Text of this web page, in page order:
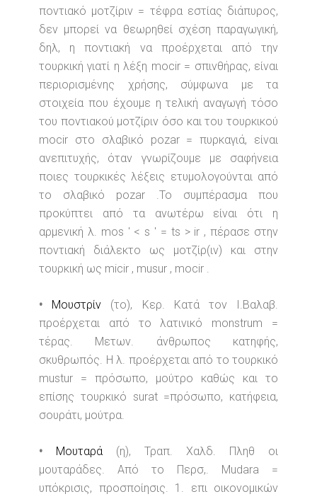
ποντιακό μοτζίριν = τέφρα εστίας διάπυρος,
δεν μπορεί να θεωρηθεί σχέση παραγωγική,
δηλ, η ποντιακή να προέρχεται από την
τουρκική γιατί η λέξη mocir = σπινθήρας, είναι
περιορισμένης χρήσης, σύμφωνα με τα
στοιχεία που έχουμε η τελική αναγωγή τόσο
του ποντιακού μοτζίριν όσο και του τουρκικού
mocir στο σλαβικό pozar = πυρκαγιά, είναι
ανεπιτυχής, όταν γνωρίζουμε με σαφήνεια
ποιες τουρκικές λέξεις ετυμολογούνται από
το σλαβικό pozar .Το συμπέρασμα που
προκύπτει από τα ανωτέρω είναι ότι η
αρμενική λ. mos ' < s ' = ts > ir , πέρασε στην
ποντιακή διάλεκτο ως μοτζίρ(ιν) και στην
τουρκική ως micir , musur , mocir .
• Μουστρίν (το), Κερ. Κατά τον Ι.Βαλαβ.
προέρχεται από το λατινικό monstrum =
τέρας. Μετων. άνθρωπος κατηφής,
σκυθρωπός. Η λ. προέρχεται από το τουρκικό
mustur = πρόσωπο, μούτρο καθώς και το
επίσης τουρκικό surat =πρόσωπο, κατήφεια,
σουράτι, μούτρα.
• Μουταρά (η), Τραπ. Χαλδ. Πληθ οι
μουταράδες. Από το Περσ,. Mudara =
υπόκρισις, προσποίησις. 1. επι οικονομικών